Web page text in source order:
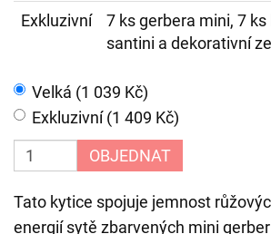
Exkluzivní
7 ks gerbera mini, 7
santini a dekorativní
Velká (1 039 Kč)
Exkluzivní (1 409 Kč)
OBJEDNAT
Tato kytice spojuje jemnost
energií sytě zbarvených mini